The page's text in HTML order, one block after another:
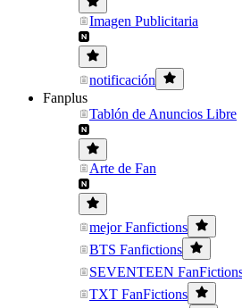
Imagen Publicitaria
notificación
Fanplus
Tablón de Anuncios Libre
Arte de Fan
mejor Fanfictions
BTS Fanfictions
SEVENTEEN
TXT FanFictions